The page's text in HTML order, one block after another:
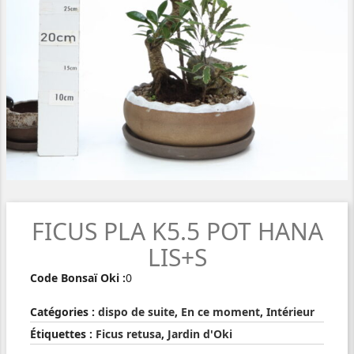
FICUS PLA K5.5 POT HANA
LIS+S
Code Bonsaï Oki :0
Catégories : dispo de suite, En ce moment, Intérieur
Étiquettes : Ficus retusa, Jardin d'Oki